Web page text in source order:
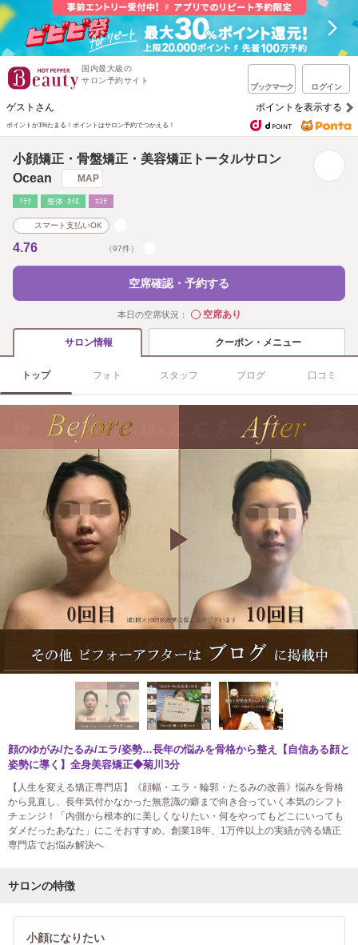
国内最大級の
サロン予約サイト
ブックマーク ログイン
ゲストさん ポイントを表示する
ポイントが1%たまる！ ポイントはサロン予約でつかえる！
小顔矯正・骨盤矯正・美容矯正トータルサロン
Ocean
MAP
ﾘﾗｸ 整体･ｶｲﾛ ｴｽﾃ
スマート支払いOK
4.76 （97件）
空席確認・予約する
本日の空席状況： ◯空席あり
サロン情報 クーポン・メニュー
トップ フォト スタッフ ブログ 口コミ
顔のゆがみ/たるみ/エラ/姿勢…長年の悩みを骨格から整え【自信ある顔と
姿勢に導く】全身美容矯正◆菊川3分
【人生を変える矯正専門店】《顔幅・エラ・輪郭・たるみの改善》悩みを骨格
から見直し、長年気付かなかった無意識の癖まで向き合っていく本気のシフト
チェンジ！「内側から根本的に美しくなりたい・何をやってもどこにいっても
ダメだったあなた」にこそおすすめ。創業18年、1万件以上の実績が誇る矯正
専門店でお悩み解決へ
サロンの特徴
小顔になりたい